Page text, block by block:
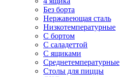
horeca.e@mail.ruБез борта
Нержавеющая сталь
Низкотемпературные
С бортом
С саладеттой
С ящиками
Среднетемпературные
Столы для пиццы